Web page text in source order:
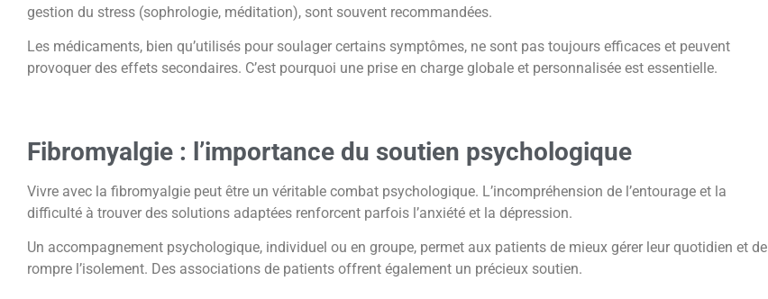
gestion du stress (sophrologie, méditation), sont souvent recommandées.
Les médicaments, bien qu’utilisés pour soulager certains symptômes, ne sont pas toujours efficaces et peuvent
provoquer des effets secondaires. C’est pourquoi une prise en charge globale et personnalisée est essentielle.
Fibromyalgie : l’importance du soutien psychologique
Vivre avec la fibromyalgie peut être un véritable combat psychologique. L’incompréhension de l’entourage et la
difficulté à trouver des solutions adaptées renforcent parfois l’anxiété et la dépression.
Un accompagnement psychologique, individuel ou en groupe, permet aux patients de mieux gérer leur quotidien et de
rompre l’isolement. Des associations de patients offrent également un précieux soutien.